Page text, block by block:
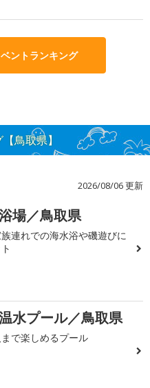
ントランキング
鳥取県】
2026/08/06 更新
場／鳥取県
連れでの海水浴や磯遊びに
水プール／鳥取県
で楽しめるプール